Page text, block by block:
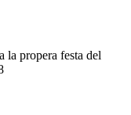
la propera festa del